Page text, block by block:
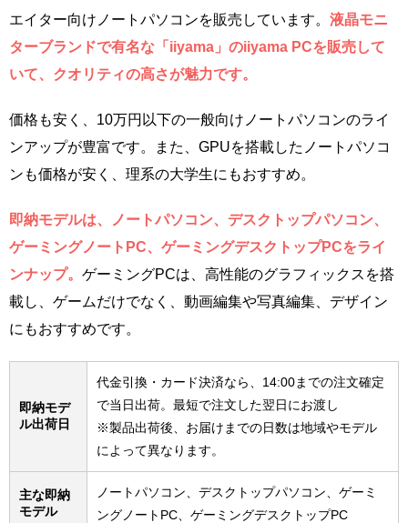
エイター向けノートパソコンを販売しています。 液晶モニ
ターブランドで有名な「iiyama」のiiyama PCを販売して
いて、クオリティの高さが魅力です。
価格も安く、10万円以下の一般向けノートパソコンのライ
ンアップが豊富です。また、GPUを搭載したノートパソコ
ンも価格が安く、理系の大学生にもおすすめ。
即納モデルは、ノートパソコン、デスクトップパソコン、
ゲーミングノートPC、ゲーミングデスクトップPCをライ
ンナップ。 ゲーミングPCは、高性能のグラフィックスを搭
載し、ゲームだけでなく、動画編集や写真編集、デザイン
にもおすすめです。
即納モデ
ル出荷日
代金引換・カード決済なら、14:00までの注文確定
で当日出荷。最短で注文した翌日にお渡し
※製品出荷後、お届けまでの日数は地域やモデル
によって異なります。
主な即納
モデル
ノートパソコン、デスクトップパソコン、ゲーミ
ングノートPC、ゲーミングデスクトップPC